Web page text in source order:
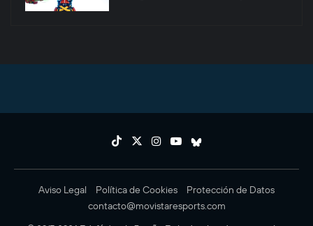
Aviso Legal Política de Cookies
Protección de Datos
contacto@movistaresports.com